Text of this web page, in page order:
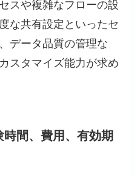
スや複雑なフローの設
な共有設定といったセ
データ品質の管理な
スタマイズ能力が求め
間、費用、有効期